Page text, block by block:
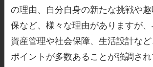
の理由、自分自身の新たな挑戦や
保など、様々な理由がありますが
資産管理や社会保障、生活設計な
ポイントが多数あることが強調され